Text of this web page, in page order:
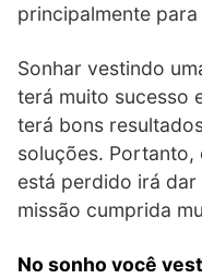
principalmente
Sonhar vestindo
terá muito sucesso
terá bons
soluções. Portanto,
está perdido irá
missão cumprida
No sonho você